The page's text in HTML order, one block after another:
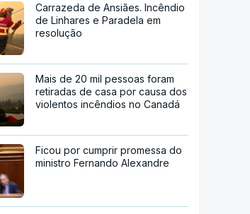
Carrazeda de Ansiães. Incêndio
de Linhares e Paradela em
resolução
Mais de 20 mil pessoas foram
retiradas de casa por causa dos
violentos incêndios no Canadá
Ficou por cumprir promessa do
ministro Fernando Alexandre